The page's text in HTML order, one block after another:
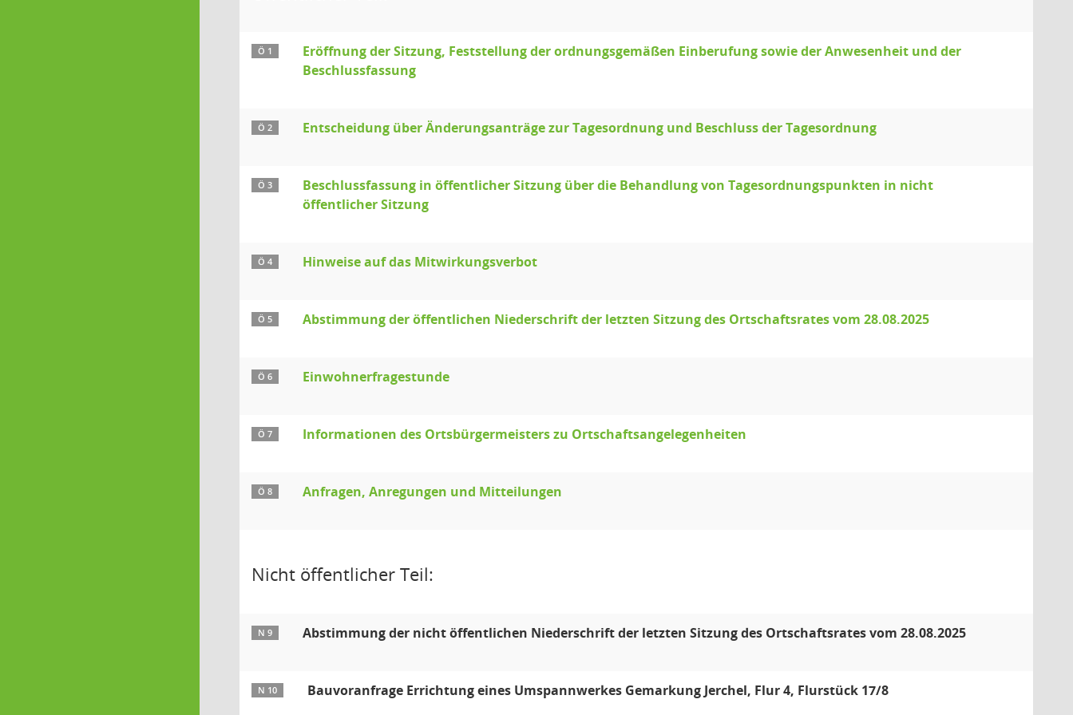
Ö 1
Eröffnung der Sitzung, Feststellung der ordnungsgemäßen Einberufung sowie der Anwesenheit und der
Beschlussfassung
Ö 2 Entscheidung über Änderungsanträge zur Tagesordnung und Beschluss der Tagesordnung
Ö 3
Beschlussfassung in öffentlicher Sitzung über die Behandlung von Tagesordnungspunkten in nicht
öffentlicher Sitzung
Ö 4 Hinweise auf das Mitwirkungsverbot
Ö 5 Abstimmung der öffentlichen Niederschrift der letzten Sitzung des Ortschaftsrates vom 28.08.2025
Ö 6 Einwohnerfragestunde
Ö 7 Informationen des Ortsbürgermeisters zu Ortschaftsangelegenheiten
Ö 8 Anfragen, Anregungen und Mitteilungen
Nicht öffentlicher Teil:
N 9 Abstimmung der nicht öffentlichen Niederschrift der letzten Sitzung des Ortschaftsrates vom 28.08.2025
N 10 Bauvoranfrage Errichtung eines Umspannwerkes Gemarkung Jerchel, Flur 4, Flurstück 17/8